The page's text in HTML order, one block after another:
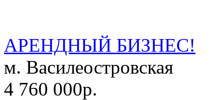
АРЕНДНЫЙ БИЗНЕС!
м. Василеостровская
4 760 000р.